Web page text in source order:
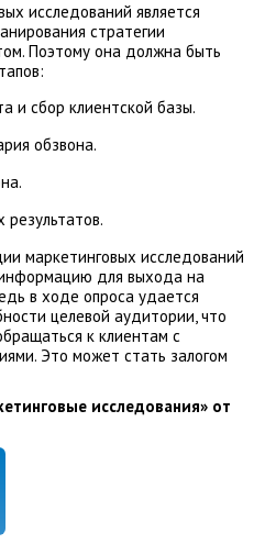
исследований является
стратегии
Поэтому она должна быть
и сбор клиентской базы.
обзвона.
результатов.
маркетинговых исследований
для выхода на
в ходе опроса удается
целевой аудитории, что
к клиентам с
Это может стать залогом
исследования» от